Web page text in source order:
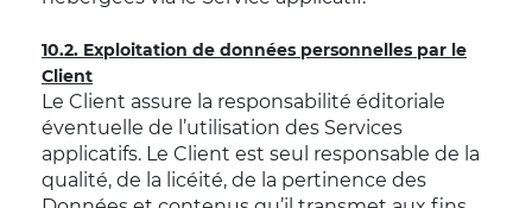
10.2. Exploitation de données personnelles par le
Client
Le Client assure la responsabilité éditoriale
éventuelle de l’utilisation des Services
applicatifs. Le Client est seul responsable de la
qualité, de la licéité, de la pertinence des